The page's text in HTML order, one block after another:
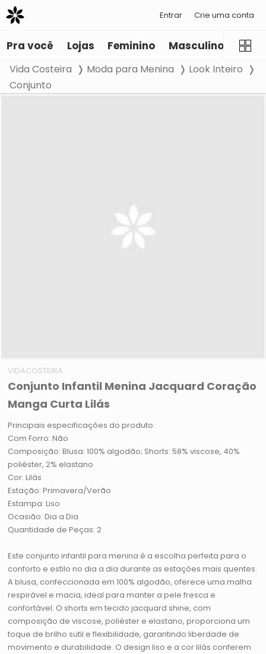
Entrar Crie uma conta
Pra você Lojas Feminino Masculino
Vida Costeira Moda para Menina
Look Inteiro
Conjunto
VIDACOSTEIRA
Conjunto Infantil Menina Jacquard Coração
Manga Curta Lilás
Principais especificações do produto:
Com Forro: Não
Composição: Blusa: 100% algodão; Shorts: 58% viscose, 40%
poliéster, 2% elastano
Cor: Lilás
Estação: Primavera/Verão
Estampa: Liso
Ocasião: Dia a Dia
Quantidade de Peças: 2
Este conjunto infantil para menina é a escolha perfeita para o
conforto e estilo no dia a dia durante as estações mais quentes.
A blusa, confeccionada em 100% algodão, oferece uma malha
respirável e macia, ideal para manter a pele fresca e
confortável. O shorts em tecido jacquard shine, com
composição de viscose, poliéster e elastano, proporciona um
toque de brilho sutil e flexibilidade, garantindo liberdade de
movimento e durabilidade. O design liso e a cor lilás conferem